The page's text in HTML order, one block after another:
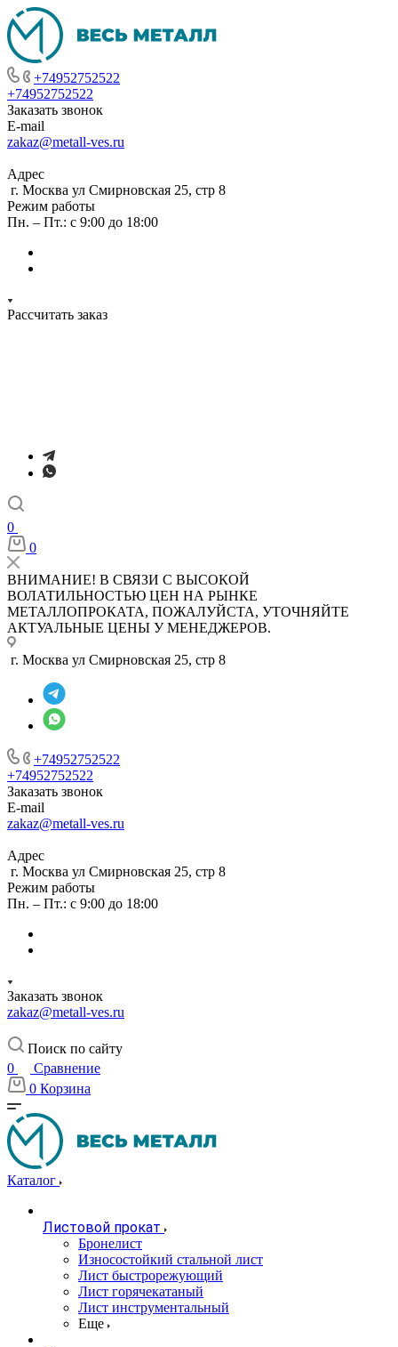
+74952752522
+74952752522
Заказать звонок
E-mail
zakaz@metall-ves.ru
Адрес
г. Москва ул Смирновская 25, стр 8
Режим работы
Пн. – Пт.: с 9:00 до 18:00
Рассчитать заказ
0
0
ВНИМАНИЕ! В СВЯЗИ С ВЫСОКОЙ
ВОЛАТИЛЬНОСТЬЮ ЦЕН НА РЫНКЕ
МЕТАЛЛОПРОКАТА, ПОЖАЛУЙСТА, УТОЧНЯЙТЕ
АКТУАЛЬНЫЕ ЦЕНЫ У МЕНЕДЖЕРОВ.
г. Москва ул Смирновская 25, стр 8
+74952752522
+74952752522
Заказать звонок
E-mail
zakaz@metall-ves.ru
Адрес
г. Москва ул Смирновская 25, стр 8
Режим работы
Пн. – Пт.: с 9:00 до 18:00
Заказать звонок
zakaz@metall-ves.ru
Поиск по сайту
0
Сравнение
0 Корзина
Каталог
Листовой прокат
Бронелист
Износостойкий стальной лист
Лист быстрорежующий
Лист горячекатаный
Лист инструментальный
Еще